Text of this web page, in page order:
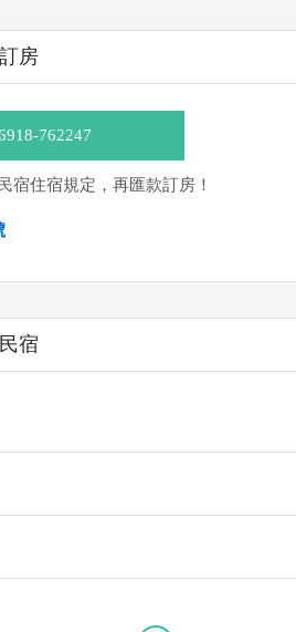
房
762247
民宿住宿規定，再匯款訂房！
ATM
有提供該銀行匯款帳號喔。) 匯入任
宿